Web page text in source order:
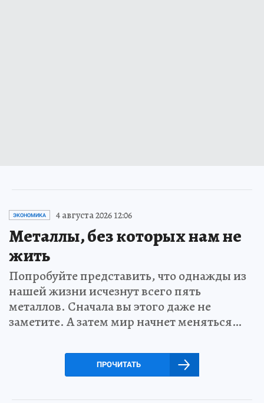
ЭКОНОМИКА 4 августа 2026 12:06
Металлы, без которых нам не
жить
Попробуйте представить, что однажды из
нашей жизни исчезнут всего пять
металлов. Сначала вы этого даже не
заметите. А затем мир начнет меняться…
ПРОЧИТАТЬ